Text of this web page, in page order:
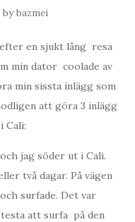
bybazmei
en sjukt lång resa
min dator coolade av
min sissta inlägg som
att göra 3 inlägg
Cali:
jag söder ut i Cali.
två dagar. På vägen
surfade. Det var
att surfa på den